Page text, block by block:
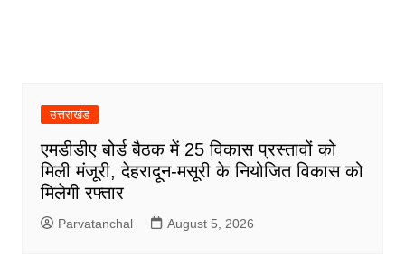
उत्तराखंड
एमडीडीए बोर्ड बैठक में 25 विकास प्रस्तावों को
मिली मंजूरी, देहरादून-मसूरी के नियोजित विकास को
मिलेगी रफ्तार
Parvatanchal August 5, 2026